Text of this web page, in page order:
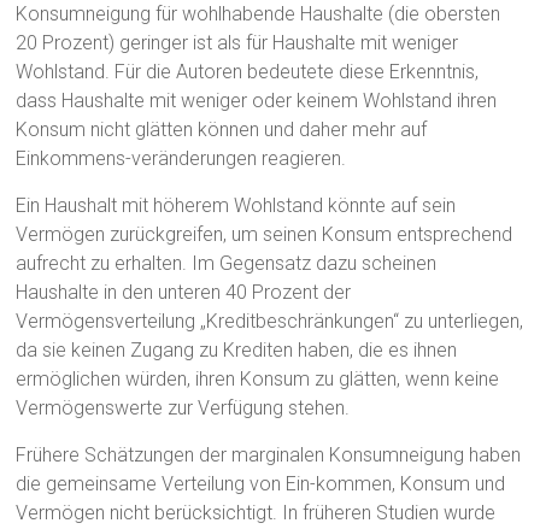
Konsumneigung für wohlhabende Haushalte (die obersten
20 Prozent) geringer ist als für Haushalte mit weniger
Wohlstand. Für die Autoren bedeutete diese Erkenntnis,
dass Haushalte mit weniger oder keinem Wohlstand ihren
Konsum nicht glätten können und daher mehr auf
Einkommens-veränderungen reagieren.
Ein Haushalt mit höherem Wohlstand könnte auf sein
Vermögen zurückgreifen, um seinen Konsum entsprechend
aufrecht zu erhalten. Im Gegensatz dazu scheinen
Haushalte in den unteren 40 Prozent der
Vermögensverteilung „Kreditbeschränkungen“ zu unterliegen,
da sie keinen Zugang zu Krediten haben, die es ihnen
ermöglichen würden, ihren Konsum zu glätten, wenn keine
Vermögenswerte zur Verfügung stehen.
Frühere Schätzungen der marginalen Konsumneigung haben
die gemeinsame Verteilung von Ein-kommen, Konsum und
Vermögen nicht berücksichtigt. In früheren Studien wurde